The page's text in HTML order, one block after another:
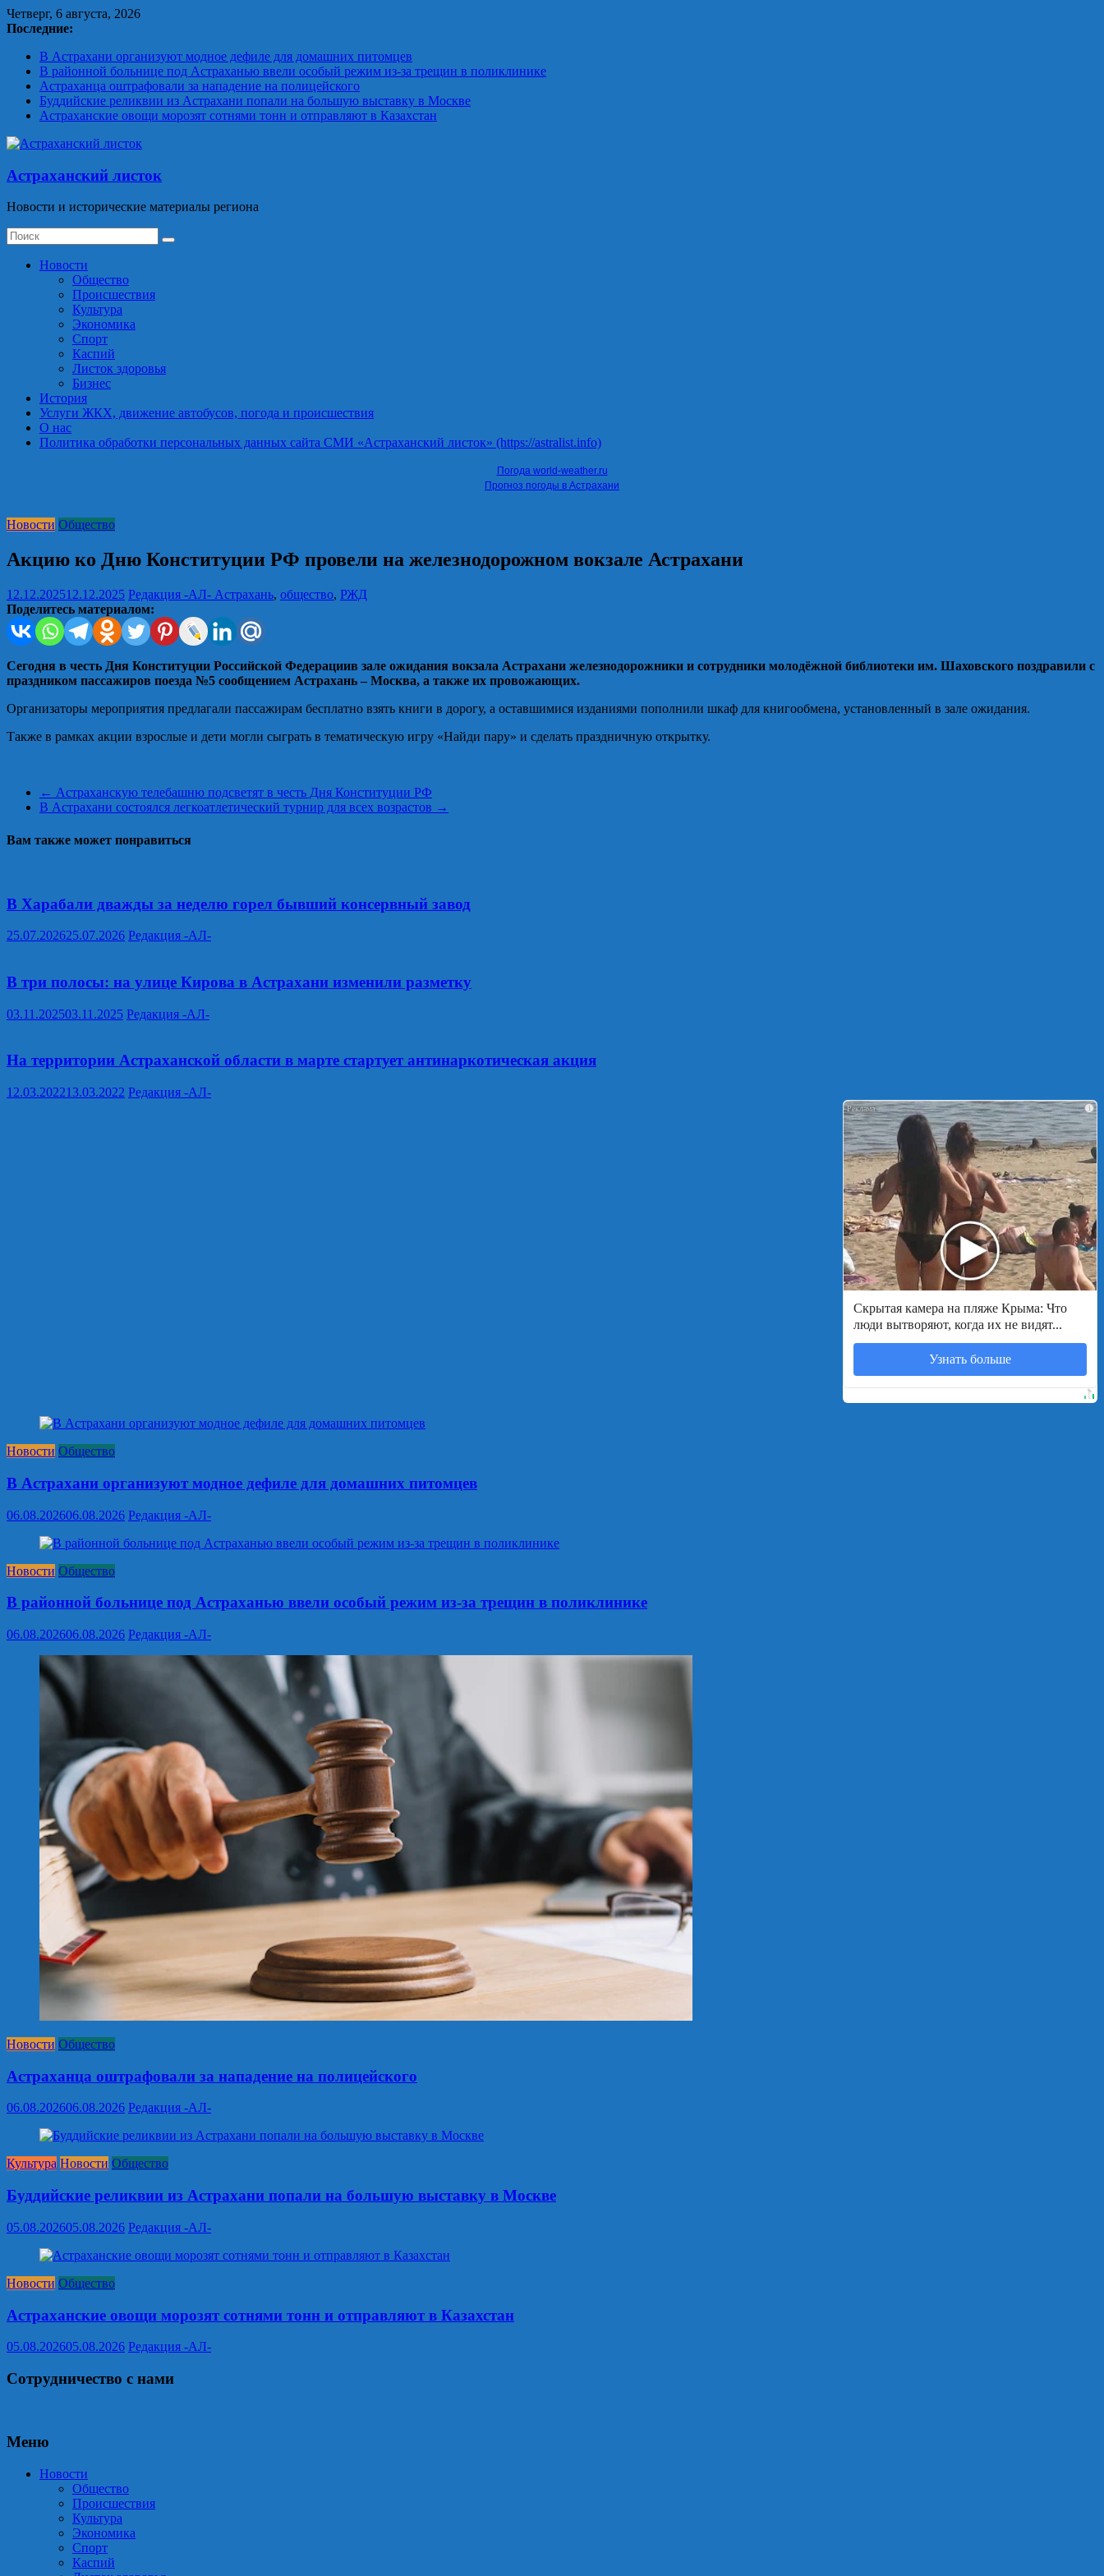
Skip
to
Четверг, 6 августа, 2026
Последние:
В Астрахани организуют модное дефиле для домашних питомцев
В районной больнице под Астраханью ввели особый режим из‑за трещин в поликлинике
Астраханца оштрафовали за нападение на полицейского
Буддийские реликвии из Астрахани попали на большую выставку в Москве
Астраханские овощи морозят сотнями тонн и отправляют в Казахстан
Астраханский листок
Новости и исторические материалы региона
Новости
Общество
Происшествия
Культура
Экономика
Спорт
Каспий
Листок здоровья
Бизнес
История
Услуги ЖКХ, движение автобусов, погода и происшествия
О нас
Политика обработки персональных данных сайта СМИ «Астраханский листок» (https://astralist.info)
Погода world-weather.ru
Прогноз погоды в Астрахани
Новости Общество
Акцию ко Дню Конституции РФ провели на железнодорожном вокзале Астрахани
12.12.202512.12.2025 Редакция -АЛ- Астрахань, общество, РЖД
Поделитесь материалом:
Сегодня в честь Дня Конституции Российской Федерациив зале ожидания вокзала Астрахани железнодорожники и сотрудники молодёжной библиотеки им. Шаховского поздравили с
праздником пассажиров поезда №5 сообщением Астрахань – Москва, а также их провожающих.
Организаторы мероприятия предлагали пассажирам бесплатно взять книги в дорогу, а оставшимися изданиями пополнили шкаф для книгообмена, установленный в зале ожидания.
Также в рамках акции взрослые и дети могли сыграть в тематическую игру «Найди пару» и сделать праздничную открытку.
← Астраханскую телебашню подсветят в честь Дня Конституции РФ
В Астрахани состоялся легкоатлетический турнир для всех возрастов →
Вам также может понравиться
В Харабали дважды за неделю горел бывший консервный завод
25.07.202625.07.2026 Редакция -АЛ-
В три полосы: на улице Кирова в Астрахани изменили разметку
03.11.202503.11.2025 Редакция -АЛ-
На территории Астраханской области в марте стартует антинаркотическая акция
12.03.202213.03.2022 Редакция -АЛ-
i
Скрытая камера на пляже Крыма: Что
люди вытворяют, когда их не видят...
Узнать больше
Новости Общество
В Астрахани организуют модное дефиле для домашних питомцев
06.08.202606.08.2026 Редакция -АЛ-
Новости Общество
В районной больнице под Астраханью ввели особый режим из‑за трещин в поликлинике
06.08.202606.08.2026 Редакция -АЛ-
Новости Общество
Астраханца оштрафовали за нападение на полицейского
06.08.202606.08.2026 Редакция -АЛ-
Культура Новости Общество
Буддийские реликвии из Астрахани попали на большую выставку в Москве
05.08.202605.08.2026 Редакция -АЛ-
Новости Общество
Астраханские овощи морозят сотнями тонн и отправляют в Казахстан
05.08.202605.08.2026 Редакция -АЛ-
Сотрудничество с нами
Меню
Новости
Общество
Происшествия
Культура
Экономика
Спорт
Каспий